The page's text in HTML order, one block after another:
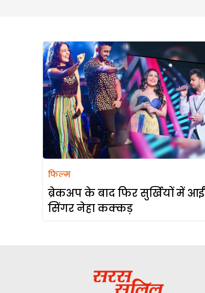
फिल्म
ब्रेकअप के बाद फिर सुर्खियों में आईं
सिंगर नेहा कक्कड़